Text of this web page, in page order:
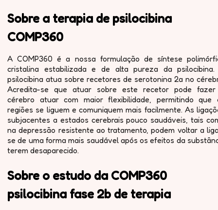
Sobre a terapia de psilocibina
COMP360
A COMP360 é a nossa formulação de síntese
cristalina estabilizada e de alta pureza da
psilocibina atua sobre recetores de serotonina 2a no
Acredita-se que atuar sobre este recetor pode
cérebro atuar com maior flexibilidade, permitindo que
regiões se liguem e comuniquem mais facilmente. As
subjacentes a estados cerebrais pouco saudáveis, tais
na depressão resistente ao tratamento, podem voltar a
se de uma forma mais saudável após os efeitos da
terem desaparecido.
Sobre o estudo da COMP360
psilocibina fase 2b de terapia